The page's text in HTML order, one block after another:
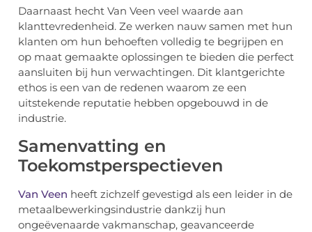
Daarnaast hecht Van Veen veel waarde aan
klanttevredenheid. Ze werken nauw samen met hun
klanten om hun behoeften volledig te begrijpen en
op maat gemaakte oplossingen te bieden die perfect
aansluiten bij hun verwachtingen. Dit klantgerichte
ethos is een van de redenen waarom ze een
uitstekende reputatie hebben opgebouwd in de
industrie.
Samenvatting en
Toekomstperspectieven
Van Veen heeft zichzelf gevestigd als een leider in de
metaalbewerkingsindustrie dankzij hun
ongeëvenaarde vakmanschap, geavanceerde